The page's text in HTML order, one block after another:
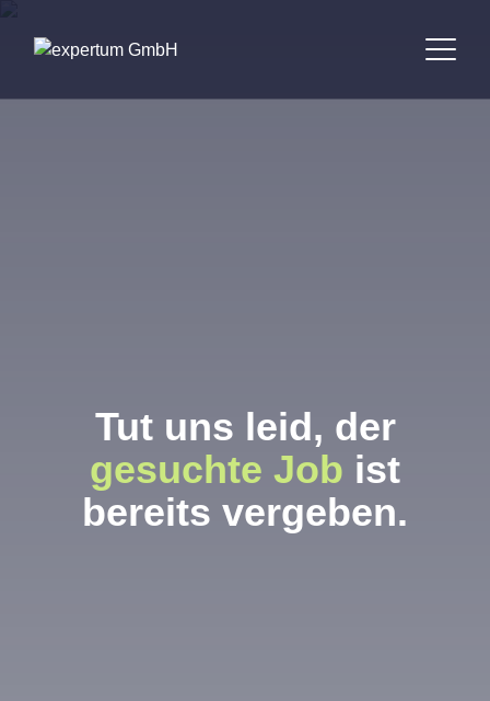
Tut uns leid, der
gesuchte Job ist
bereits vergeben.